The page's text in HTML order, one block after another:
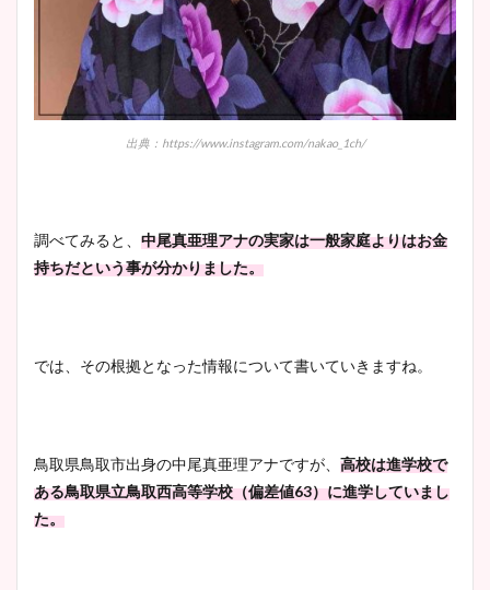
豊島実季アナのカップ画像ま
とめ！美脚や水着姿に年齢も
調査！
まとめ！足も美脚でカップも
池谷実悠アナのメガネ画像が
出典：https://www.instagram.com/nakao_1ch/
調べてみると、 中尾真亜理アナの実家は一般家庭よりはお金
持ちだという事が分かりました。
では、その根拠となった情報について書いていきますね。
鳥取県鳥取市出身の中尾真亜理アナですが、 高校は進学校で
ある鳥取県立鳥取西高等学校（偏差値63）に進学していまし
た。